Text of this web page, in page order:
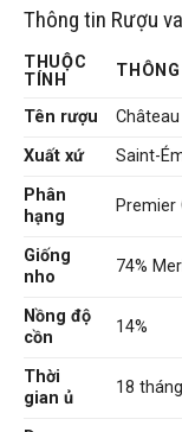
Thông tin Rượu
THUỘC
TÍNH
Tên rượu
Xuất xứ
Saint-
Phân
hạng
Premier
Giống
nho
74%
Nồng độ
cồn
14%
Thời
gian ủ
18